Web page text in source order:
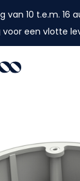
van 10 t.e.m. 16
voor een vlotte